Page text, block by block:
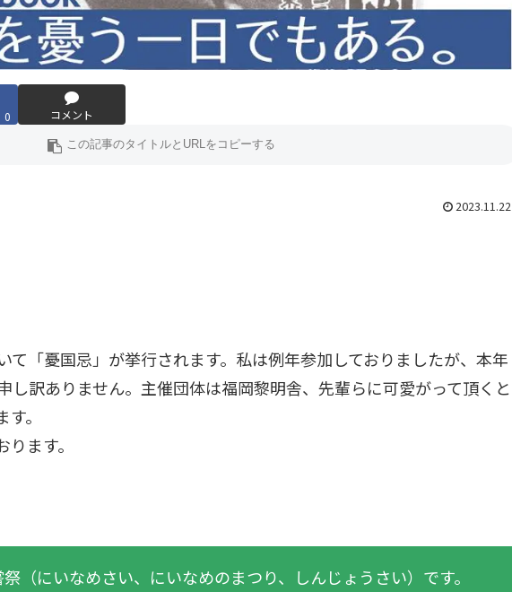
0 コメント
2023.11.22
て「憂国忌」が挙行されます。私は例年参加しておりましたが、本年
し訳ありません。主催団体は福岡黎明舎、先輩らに可愛がって頂くと
。
ます。
（にいなめさい、にいなめのまつり、しんじょうさい）です。